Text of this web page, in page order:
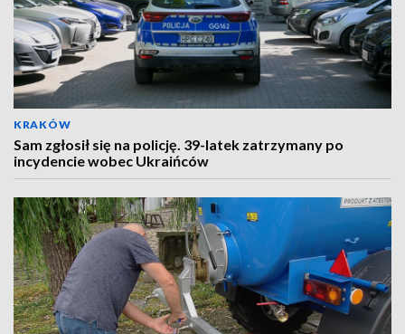
KRAKÓW
Sam zgłosił się na policję. 39-latek zatrzymany po
incydencie wobec Ukraińców